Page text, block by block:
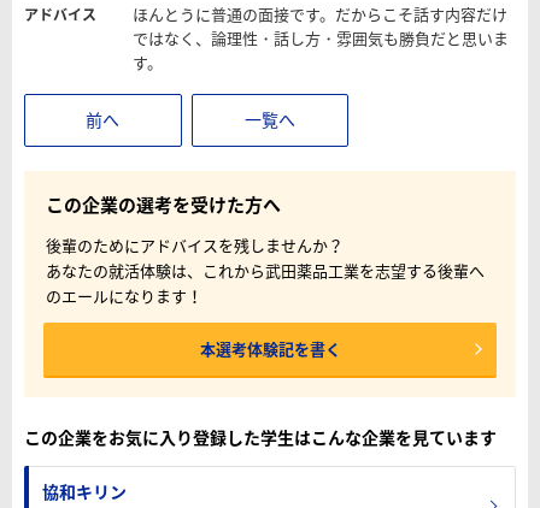
アドバイス
ほんとうに普通の面接です。だからこそ話す内容だけ
ではなく、論理性・話し方・雰囲気も勝負だと思いま
す。
前へ 一覧へ
この企業の選考を受けた方へ
後輩のためにアドバイスを残しませんか？
あなたの就活体験は、これから武田薬品工業を志望する後輩へ
のエールになります！
本選考体験記を書く
この企業をお気に入り登録した学生はこんな企業を見ています
協和キリン